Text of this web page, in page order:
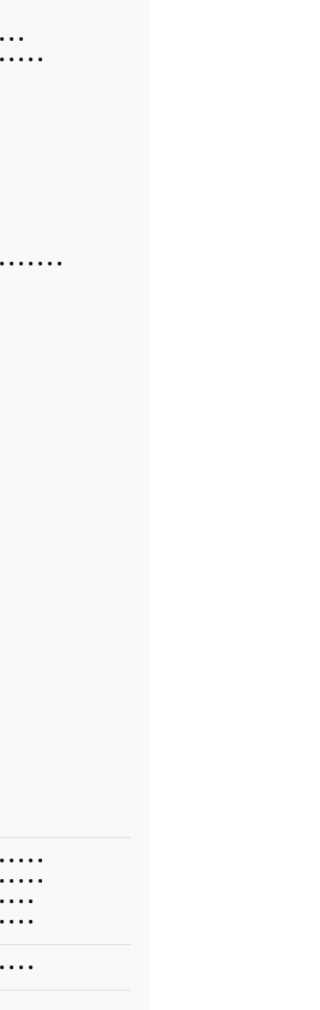
• • •
• • • • •
• • • • • • •
• • • • •
• • • • •
• • • •
• • • •
• • • •